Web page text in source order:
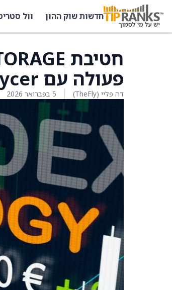
חדשות שוק ההון וול
פעולה עם Sunraycer בפרויקט אגירת אנרגיה
דה פליי (TheFly) 5 בפברואר 2026